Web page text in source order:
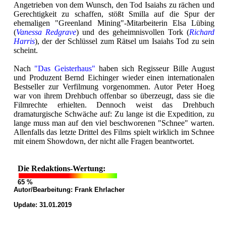
Angetrieben von dem Wunsch, den Tod Isaiahs zu rächen und
Gerechtigkeit zu schaffen, stößt Smilla auf die Spur der
ehemaligen "Greenland Mining"-Mitarbeiterin Elsa Lübing
(Vanessa Redgrave) und des geheimnisvollen Tork (Richard
Harris), der der Schlüssel zum Rätsel um Isaiahs Tod zu sein
scheint.
Nach "Das Geisterhaus" haben sich Regisseur Bille August
und Produzent Bernd Eichinger wieder einen internationalen
Bestseller zur Verfilmung vorgenommen. Autor Peter Hoeg
war von ihrem Drehbuch offenbar so überzeugt, dass sie die
Filmrechte erhielten. Dennoch weist das Drehbuch
dramaturgische Schwäche auf: Zu lange ist die Expedition, zu
lange muss man auf den viel beschworenen "Schnee" warten.
Allenfalls das letzte Drittel des Films spielt wirklich im Schnee
mit einem Showdown, der nicht alle Fragen beantwortet.
Die Redaktions-Wertung:
65 %
Autor/Bearbeitung: Frank Ehrlacher
Update: 31.01.2019